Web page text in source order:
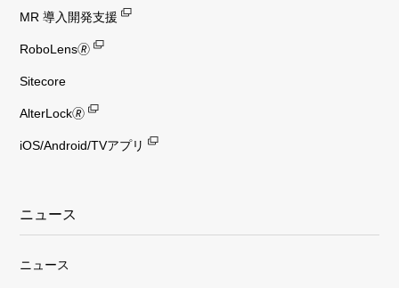
MR 導入開発支援
RoboLens🄬
Sitecore
AlterLock🄬
iOS/Android/TVアプリ
ニュース
ニュース